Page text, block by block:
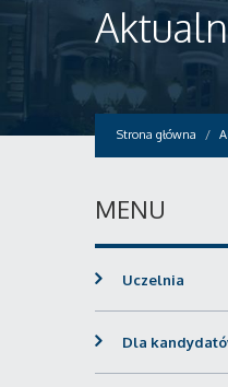
Strona główna
MENU
Uczelnia
Dla